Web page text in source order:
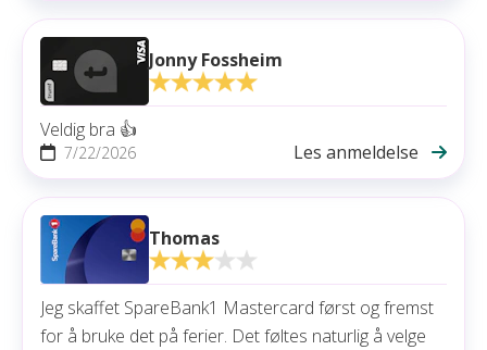
Jonny Fossheim
Veldig bra 👍
7/22/2026 Les anmeldelse
Thomas
Jeg skaffet SpareBank1 Mastercard først og fremst
for å bruke det på ferier. Det føltes naturlig å velge